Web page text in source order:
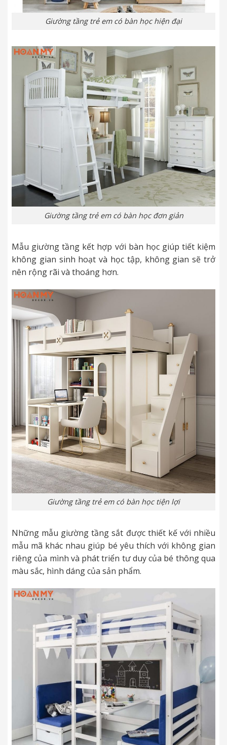
Giường tầng trẻ em có bàn học hiện đại
Giường tầng trẻ em có bàn học đơn giản
Mẫu giường tầng kết hợp với bàn học giúp tiết kiệm
không gian sinh hoạt và học tập, không gian sẽ trở
nên rộng rãi và thoáng hơn.
Giường tầng trẻ em có bàn học tiện lợi
Những mẫu giường tầng sắt được thiết kế với nhiều
mẫu mã khác nhau giúp bé yêu thích với không gian
riêng của mình và phát triển tư duy của bé thông qua
màu sắc, hình dáng của sản phẩm.